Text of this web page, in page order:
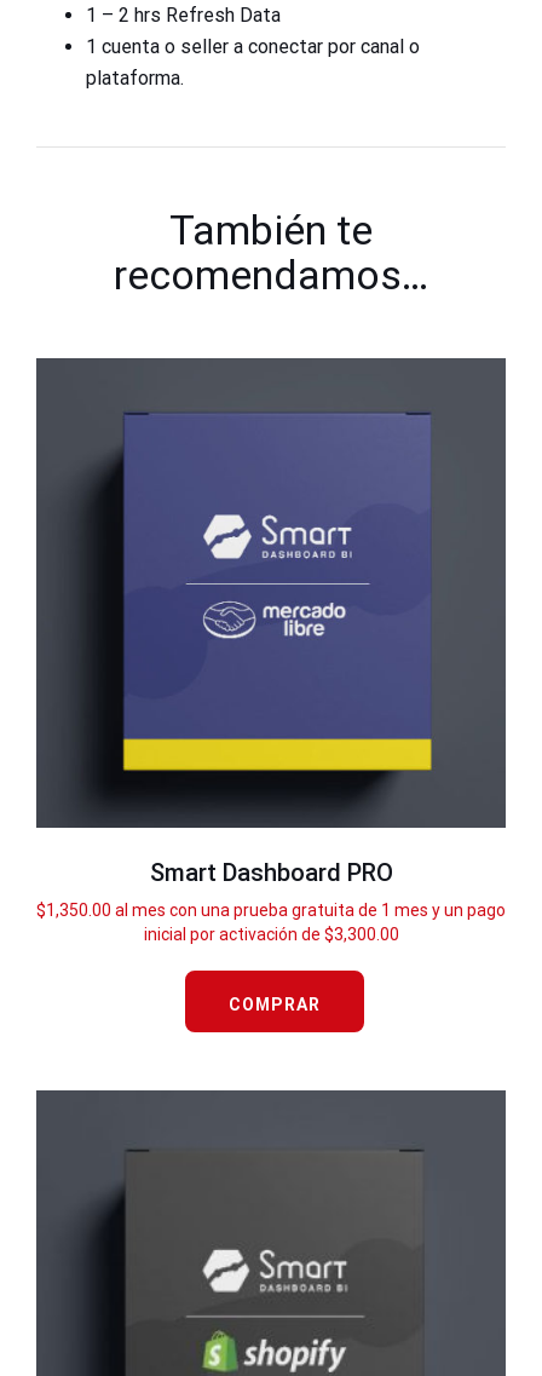
1 – 2 hrs Refresh Data
1 cuenta o seller a conectar por canal o
plataforma.
También te
recomendamos…
Smart Dashboard PRO
$1,350.00 al mes con una prueba gratuita de 1 mes y un pago
inicial por activación de $3,300.00
COMPRAR